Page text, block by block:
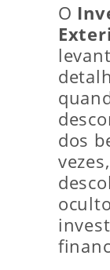
O
dos